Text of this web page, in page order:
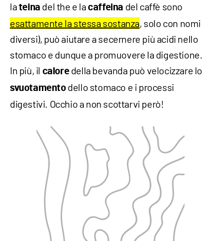
la teina del the e lacaffeina del caffè sono
esattamente la stessa sostanza, solo con nomi
diversi), può aiutare a secernere più acidi nello
stomaco e dunque a promuovere la digestione.
In più, il caloredella bevanda può velocizzare lo
svuotamentodello stomaco e i processi
digestivi. Occhio a non scottarvi però!